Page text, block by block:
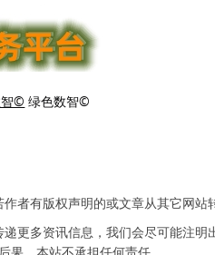
© 绿色数智©
者有版权声明的或文章从其它网
更多资讯信息，我们会尽可能注